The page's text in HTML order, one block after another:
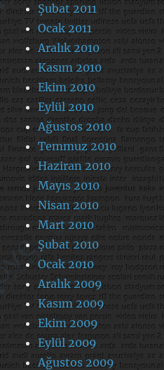
Şubat 2011
Ocak 2011
Aralık 2010
Kasım 2010
Ekim 2010
Eylül 2010
Ağustos 2010
Temmuz 2010
Haziran 2010
Mayıs 2010
Nisan 2010
Mart 2010
Şubat 2010
Ocak 2010
Aralık 2009
Kasım 2009
Ekim 2009
Eylül 2009
Ağustos 2009